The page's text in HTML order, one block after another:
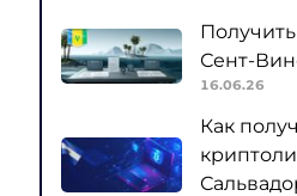
Сент-
16.06.26
Как